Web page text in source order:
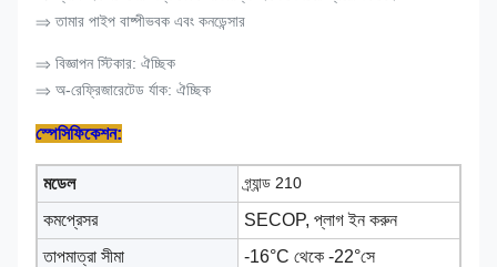
⇒ তামার পাইপ বাষ্পীভবক এবং কনডেন্সার
⇒ বিজ্ঞাপন স্টিকার: ঐচ্ছিক
⇒ অ-রেফ্রিজারেটেড র্যাক: ঐচ্ছিক
স্পেসিফিকেশন:
মডেল গ্র্যান্ড 210
কমপ্রেসর
SECOP, প্লাগ ইন করুন
তাপমাত্রা সীমা
-16°C থেকে -22°সে